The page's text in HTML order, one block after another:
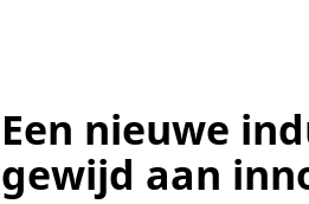
Een nieuwe
gewijd aan